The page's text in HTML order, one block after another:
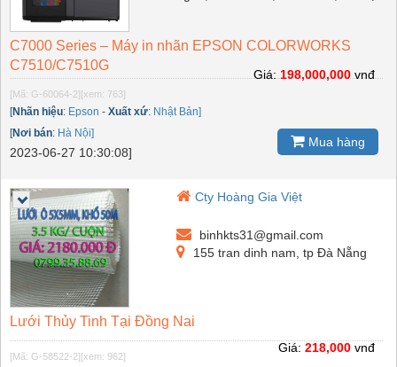
C7000 Series – Máy in nhãn EPSON COLORWORKS
C7510/C7510G
[Mã: G-60064-2] [xem: 763]
[Nhãn hiệu: Epson - Xuất xứ: Nhật Bản]
[Nơi bán: Hà Nội]
2023-06-27 10:30:08]
Giá:198,000,000vnđ
Mua hàng
Cty Hoàng Gia Việt
binhkts31@gmail.com
155 tran dinh nam, tp Đà Nẵng
Lưới Thủy Tinh Tại Đồng Nai
[Mã: G-58522-2] [xem: 962]
Giá: 218,000 vnđ